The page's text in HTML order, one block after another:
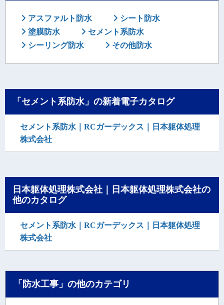
アスファルト防水
シート防水
塗膜防水
セメント系防水
シーリング防水
その他防水
「セメント系防水」の新着電子カタログ
セメント系防水｜RCガーデックス｜日本躯体処理
株式会社
日本躯体処理株式会社｜日本躯体処理株式会社の
他のカタログ
セメント系防水｜RCガーデックス｜日本躯体処理
株式会社
「防水工事」の他のカテゴリ